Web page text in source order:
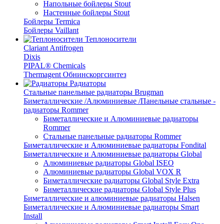
Напольные бойлеры Stout
Настенные бойлеры Stout
Бойлеры Termica
Бойлеры Vaillant
Теплоносители
Clariant Antifrogen
Dixis
PIPAL® Chemicals
Thermagent Обнинскоргсинтез
Радиаторы
Стальные панельные радиаторы Brugman
Биметаллические /Алюминиевые /Панельные стальные -
радиаторы Rommer
Биметаллические и Алюминиевые радиаторы
Rommer
Стальные панельные радиаторы Rommer
Биметаллические и Алюминиевые радиаторы Fondital
Биметаллические и Алюминиевые радиаторы Global
Алюминиевые радиаторы Global ISEO
Алюминиевые радиаторы Global VOX R
Биметаллические радиаторы Global Style Extra
Биметаллические радиаторы Global Style Plus
Биметаллические и алюминиевые радиаторы Halsen
Биметаллические и Алюминиевые радиаторы Smart
Install